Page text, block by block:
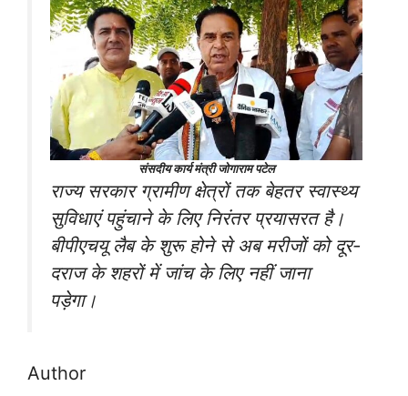
संसदीय कार्य मंत्री जोगाराम पटेल
राज्य सरकार ग्रामीण क्षेत्रों तक बेहतर स्वास्थ्य
सुविधाएं पहुंचाने के लिए निरंतर प्रयासरत है।
बीपीएचयू लैब के शुरू होने से अब मरीजों को दूर-
दराज के शहरों में जांच के लिए नहीं जाना
पड़ेगा।
Author